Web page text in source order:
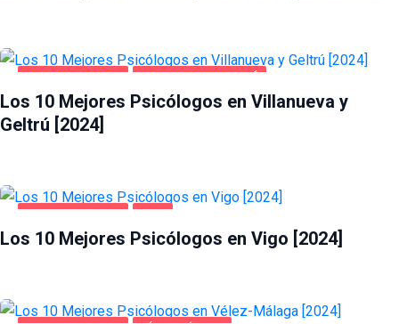
Los 10 Mejores Psicólogos en Villanueva y
Geltrú [2024]
Los 10 Mejores Psicólogos en Vigo [2024]